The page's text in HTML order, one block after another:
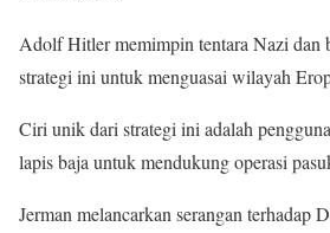
Adolf Hitler memimpin tentara Nazi dan
strategi ini untuk menguasai wilayah
Ciri unik dari strategi ini adalah
lapis baja untuk mendukung operasi
Jerman melancarkan serangan terhadap